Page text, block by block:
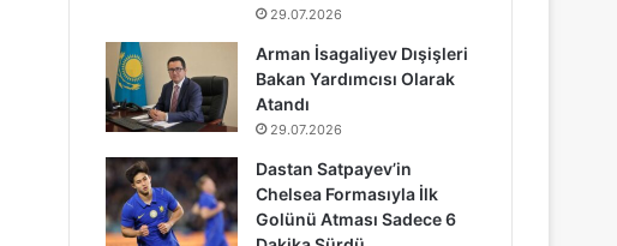
29.07.2026
Arman İsagaliyev Dışişleri
Bakan Yardımcısı Olarak
Atandı
29.07.2026
Dastan Satpayev’in
Chelsea Formasıyla İlk
Golünü Atması Sadece 6